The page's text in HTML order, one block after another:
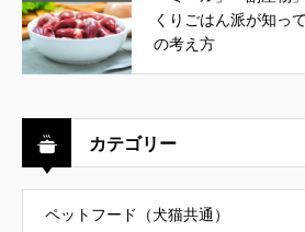
くりごはん派が知っ
の考え方
カテゴリー
ペットフード（犬猫共通）